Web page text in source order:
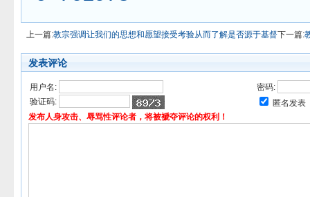
上一篇:教宗强调让我们的思想和愿望接受考验从而了解是否源于基督下一篇:
发表评论
用户名:
密码:
验证码:
匿名发表
发布人身攻击、辱骂性评论者，将被褫夺评论的权利！